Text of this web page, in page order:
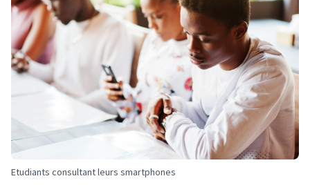
Etudiants consultant leurs smartphones